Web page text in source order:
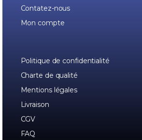
Contatez-nous
Mon compte
Politique de confidentialité
Charte de qualité
Mentions légales
Livraison
CGV
FAQ